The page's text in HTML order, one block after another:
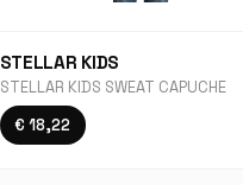
STELLAR KIDS
STELLAR KIDS SWEAT CAPUCHE
€ 18,22